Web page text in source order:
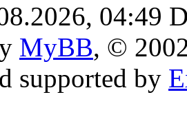
04:49
MyBB, ©
supported by